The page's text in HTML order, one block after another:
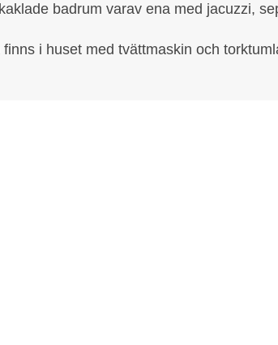
badrum varav ena med jacuzzi,
i huset med tvättmaskin och